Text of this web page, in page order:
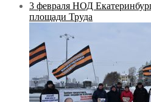
3 февраля НОД
площади Труда